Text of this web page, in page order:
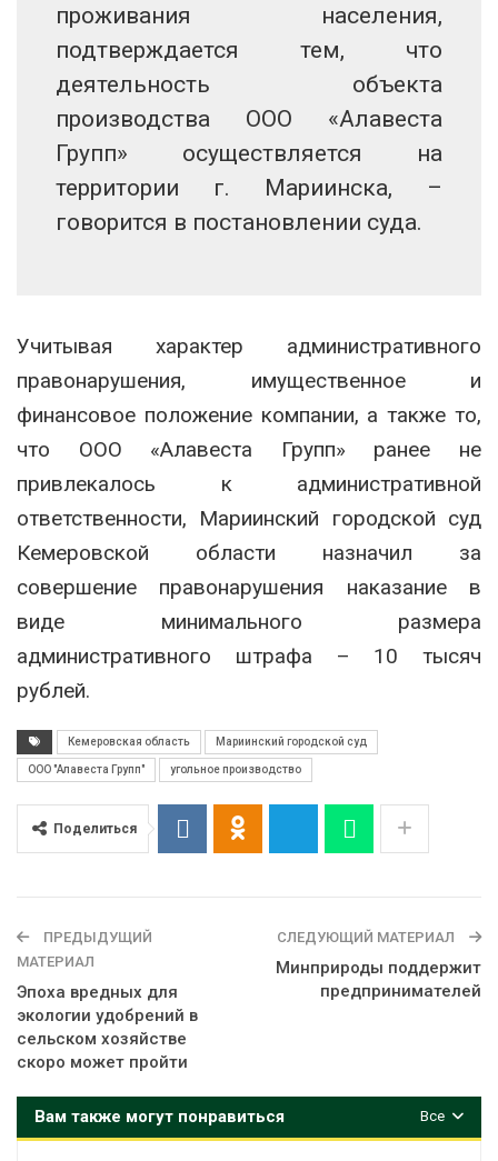
проживания населения,
подтверждается тем, что
деятельность объекта
производства ООО «Алавеста
Групп» осуществляется на
территории г. Мариинска, –
говорится в постановлении суда.
Учитывая характер административного
правонарушения, имущественное и
финансовое положение компании, а также то,
что ООО «Алавеста Групп» ранее не
привлекалось к административной
ответственности, Мариинский городской суд
Кемеровской области назначил за
совершение правонарушения наказание в
виде минимального размера
административного штрафа – 10 тысяч
рублей.
Кемеровская область Мариинский городской суд
ООО "Алавеста Групп" угольное производство
Поделиться
ПРЕДЫДУЩИЙ
МАТЕРИАЛ
Эпоха вредных для
экологии удобрений в
сельском хозяйстве
скоро может пройти
СЛЕДУЮЩИЙ МАТЕРИАЛ
Минприроды поддержит
предпринимателей
Все
Вам также могут понравиться